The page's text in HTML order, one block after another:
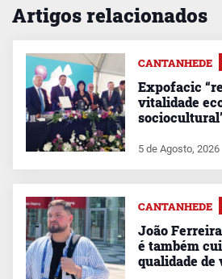
Artigos relacionados
CANTANHEDE
Expofacic
vitalidade
5 de Agosto, 2026
CANTANHEDE
João
é também
qualidade de